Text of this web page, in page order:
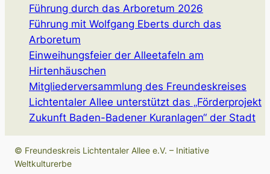
Führung durch das Arboretum 2026
Führung mit Wolfgang Eberts durch das
Arboretum
Einweihungsfeier der Alleetafeln am
Hirtenhäuschen
Mitgliederversammlung des Freundeskreises
Lichtentaler Allee unterstützt das „Förderprojekt
Zukunft Baden-Badener Kuranlagen“ der Stadt
© Freundeskreis Lichtentaler Allee e.V. – Initiative
Weltkulturerbe